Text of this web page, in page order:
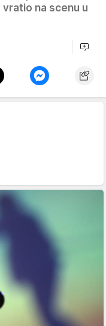
na scenu u